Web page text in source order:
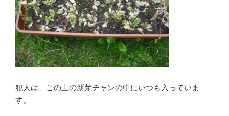
犯人は、この上の新芽チャンの中にいつも入っていま
す。